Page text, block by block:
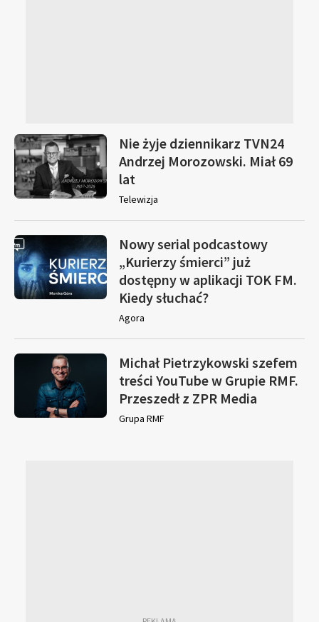
Nie żyje dziennikarz TVN24
Andrzej Morozowski. Miał 69
lat
Telewizja
Nowy serial podcastowy
„Kurierzy śmierci” już
dostępny w aplikacji TOK FM.
Kiedy słuchać?
Agora
Michał Pietrzykowski szefem
treści YouTube w Grupie RMF.
Przeszedł z ZPR Media
Grupa RMF